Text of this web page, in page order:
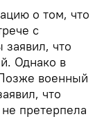
о том, что
с
что
Однако в
военный
что
претерпела